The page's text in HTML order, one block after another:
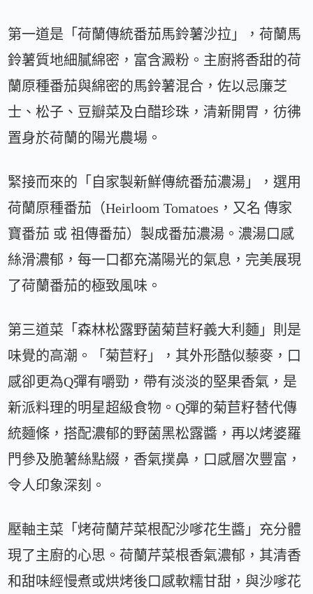
第一道是「荷蘭傳統番茄馬鈴薯沙拉」，荷蘭馬
鈴薯質地細膩綿密，富含澱粉。主廚將香甜的荷
蘭原種番茄與綿密的馬鈴薯混合，佐以忌廉芝
士、松子、豆瓣菜及白醋珍珠，清新開胃，彷彿
置身於荷蘭的陽光農場。
緊接而來的「自家製新鮮傳統番茄濃湯」，選用
荷蘭原種番茄（Heirloom Tomatoes，又名 傳家
寶番茄 或 祖傳番茄）製成番茄濃湯。濃湯口感
絲滑濃郁，每一口都充滿陽光的氣息，完美展現
了荷蘭番茄的極致風味。
第三道菜「森林松露野菌菊苣籽義大利麵」則是
味覺的高潮。「菊苣籽」，其外形酷似藜麥，口
感卻更為Q彈有嚼勁，帶有淡淡的堅果香氣，是
新派料理的明星超級食物。Q彈的菊苣籽替代傳
統麵條，搭配濃郁的野菌黑松露醬，再以烤婆羅
門參及脆薯絲點綴，香氣撲鼻，口感層次豐富，
令人印象深刻。
壓軸主菜「烤荷蘭芹菜根配沙嗲花生醬」充分體
現了主廚的心思。荷蘭芹菜根香氣濃郁，其清香
和甜味經慢煮或烘烤後口感軟糯甘甜，與沙嗲花